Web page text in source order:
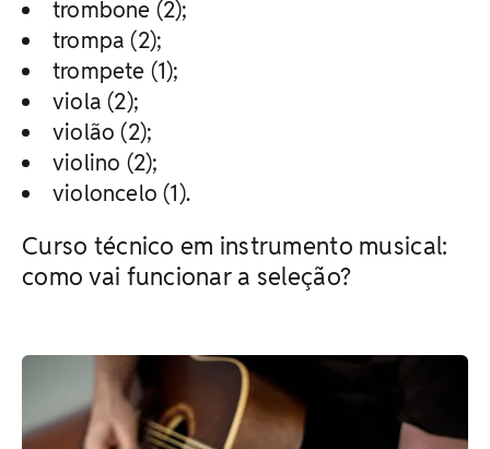
trombone (2);
trompa (2);
trompete (1);
viola (2);
violão (2);
violino (2);
violoncelo (1).
Curso técnico em instrumento musical:
como vai funcionar a seleção?